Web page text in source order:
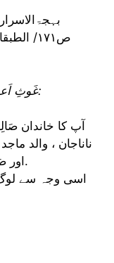
ص۱۷۱/
غَوثِ اَعظم رَضِىَ اللّٰهُ عَنهُ کے آبَاء و اَجدَاد:
ناناجان ، والد
اور صَاحبزادگان سب مُتَّقِی و پرہیزگار تھے.
اسی وجہ سے لوگ